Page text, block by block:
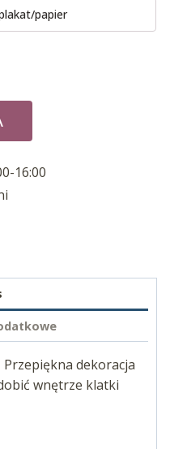
papier
16:00
Przepiękna dekoracja
wnętrze klatki